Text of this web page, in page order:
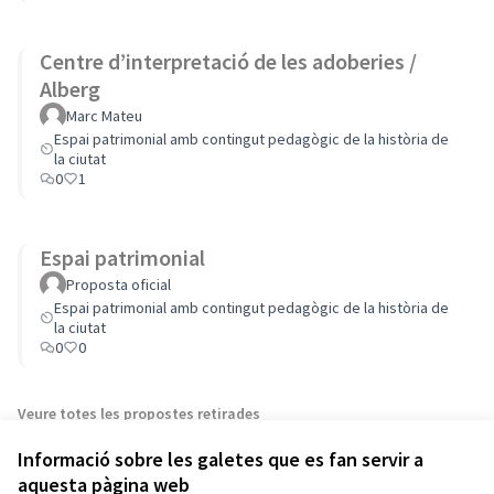
Informació sobre les galetes que es fan servir a
aquesta pàgina web
Centre d’interpretació de les adoberies /
Alberg
Marc Mateu
Espai patrimonial amb contingut pedagògic de la història de
la ciutat
0
1
Espai patrimonial
Proposta oficial
Espai patrimonial amb contingut pedagògic de la història de
la ciutat
0
0
Veure totes les propostes retirades
Termes i condicions d'ús